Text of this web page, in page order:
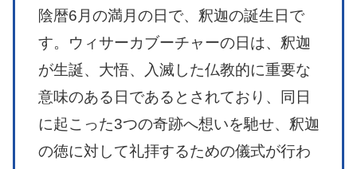
陰暦6月の満月の日で、釈迦の誕生日で
す。ウィサーカブーチャーの日は、釈迦
が生誕、大悟、入滅した仏教的に重要な
意味のある日であるとされており、同日
に起こった3つの奇跡へ想いを馳せ、釈迦
の徳に対して礼拝するための儀式が行わ